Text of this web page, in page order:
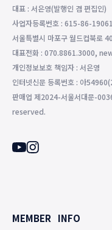
대표 : 서은영(발행인 겸 편집인)
사업자등록번호 : 615-86-19061
서울특별시 마포구 월드컵북로
대표전화 : 070.8861.3000,
개인정보보호 책임자 : 서은영
인터넷신문 등록번호 : 아
판매업 제2024-서울서대문-
reserved.
MEMBER INFO